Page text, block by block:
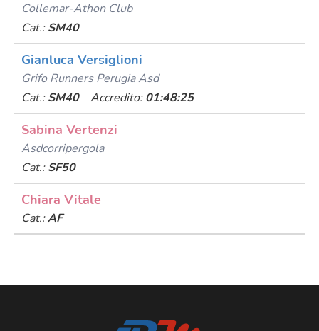
Collemar-Athon Club
Cat.: SM40
Gianluca Versiglioni
Grifo Runners Perugia Asd
Cat.: SM40 Accredito: 01:48:25
Sabina Vertenzi
Asdcorripergola
Cat.: SF50
Chiara Vitale
Cat.:AF